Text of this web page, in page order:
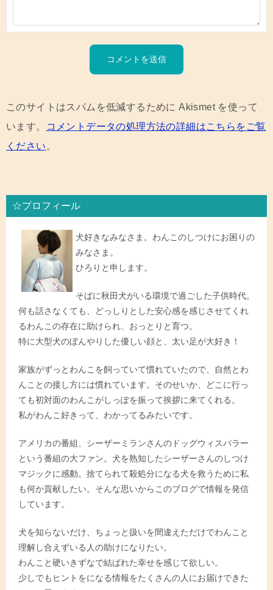
このサイトはスパムを低減するために Akismet を使って
います。
コメントデータの処理方法の詳細はこちらをご覧
ください。
☆プロフィール
犬好きなみなさま。わんこのしつけにお困りの
みなさま。
ひろりと申します。
そばに秋田犬がいる環境で過ごした子供時代。
何も話さなくても、どっしりとした安心感を感じさせてくれ
るわんこの存在に助けられ、おっとりと育つ。
特に大型犬のぼんやりした優しい顔と、太い足が大好き！
家族がずっとわんこを飼っていて慣れていたので、自然とわ
んことの接し方には慣れています。そのせいか、どこに行っ
ても初対面のわんこがしっぽを振って挨拶に来てくれる。
私がわんこ好きって、わかってるみたいです。
アメリカの番組、シーザーミランさんのドッグウィスパラー
という番組の大ファン。犬を熟知したシーザーさんのしつけ
マジックに感動。捨てられて殺処分になる犬を救うために私
も何か貢献したい。そんな思いからこのブログで情報を発信
しています。
犬を知らないだけ、ちょっと扱いを間違えただけでわんこと
理解し合えずいる人の助けになりたい。
わんこと硬いきずなで結ばれた幸せを感じて欲しい。
少しでもヒントをになる情報をたくさんの人にお届けできた